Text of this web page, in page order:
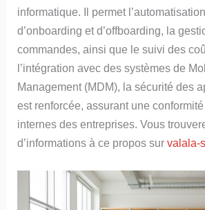
informatique. Il permet
d’onboarding et d’offboarding, la
commandes, ainsi que le suivi des
l’intégration avec des systèmes de
Management (MDM), la sécurité des
est renforcée, assurant une
internes des entreprises. Vous
d’informations à ce propos survalala-